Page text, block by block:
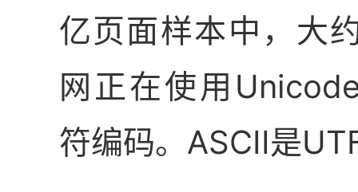
亿页面样本中，大
网正在使用
符编码。ASCII是